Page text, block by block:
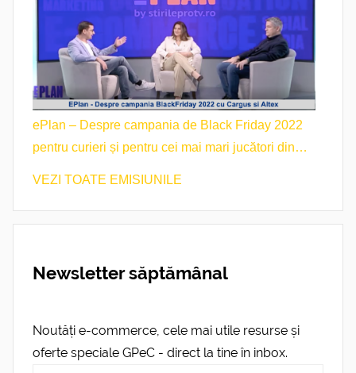
ePlan – Despre campania de Black Friday 2022
pentru curieri și pentru cei mai mari jucători din
VEZI TOATE EMISIUNILE
Newsletter săptămânal
Noutăți e-commerce, cele mai utile resurse și
oferte speciale GPeC - direct la tine în inbox.